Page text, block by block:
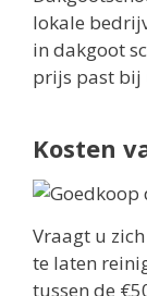
lokale
in dakgoot
prijs past bij
Kosten
Vraagt u
te laten
tussen de